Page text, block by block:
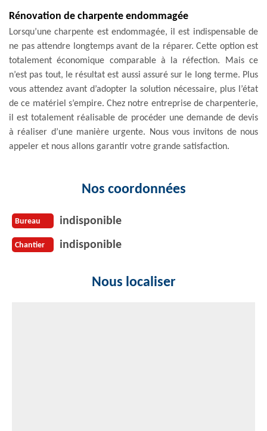
Rénovation de charpente endommagée
Lorsqu’une charpente est endommagée, il est indispensable de
ne pas attendre longtemps avant de la réparer. Cette option est
totalement économique comparable à la réfection. Mais ce
n’est pas tout, le résultat est aussi assuré sur le long terme. Plus
vous attendez avant d’adopter la solution nécessaire, plus l’état
de ce matériel s’empire. Chez notre entreprise de charpenterie,
il est totalement réalisable de procéder une demande de devis
à réaliser d’une manière urgente. Nous vous invitons de nous
appeler et nous allons garantir votre grande satisfaction.
Nos coordonnées
Bureau indisponible
Chantier indisponible
Nous localiser